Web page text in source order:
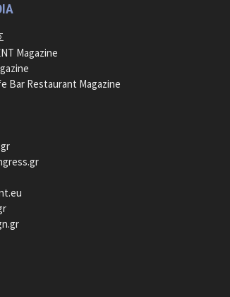
Magazine
Bar Restaurant Magazine